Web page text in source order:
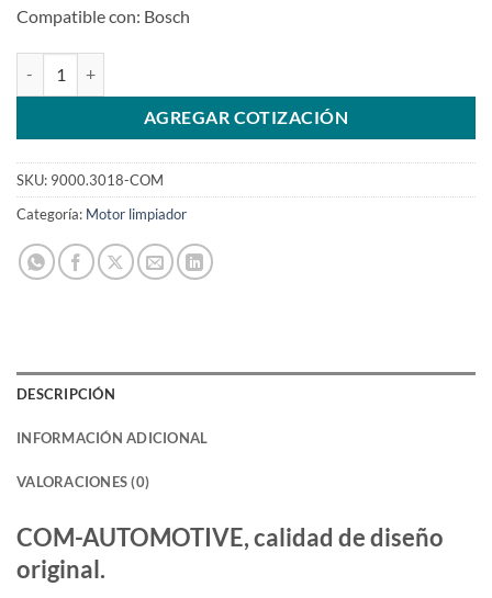
Compatible con: Bosch
AGREGAR COTIZACIÓN
SKU: 9000.3018-COM
Categoría: Motor limpiador
DESCRIPCIÓN
INFORMACIÓN ADICIONAL
VALORACIONES (0)
COM-AUTOMOTIVE, calidad de diseño
original.